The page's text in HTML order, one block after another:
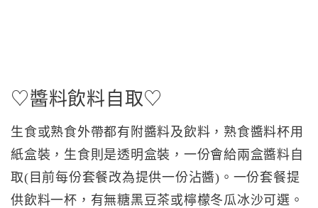
♡醬料飲料自取♡
生食或熟食外帶都有附醬料及飲料，熟食醬料杯用
紙盒裝，生食則是透明盒裝，一份會給兩盒醬料自
取(目前每份套餐改為提供一份沾醬)。一份套餐提
供飲料一杯，有無糖黑豆茶或檸檬冬瓜冰沙可選。